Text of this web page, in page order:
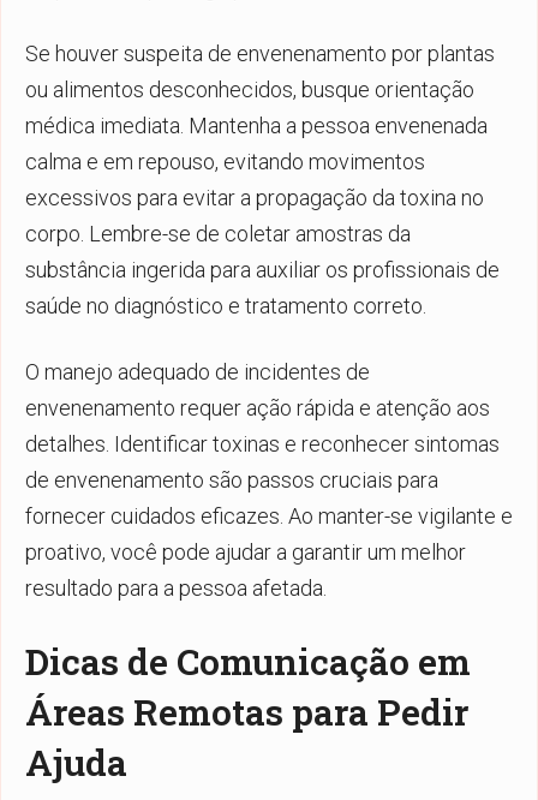
Se houver suspeita de envenenamento por plantas
ou alimentos desconhecidos, busque orientação
médica imediata. Mantenha a pessoa envenenada
calma e em repouso, evitando movimentos
excessivos para evitar a propagação da toxina no
corpo. Lembre-se de coletar amostras da
substância ingerida para auxiliar os profissionais de
saúde no diagnóstico e tratamento correto.
O manejo adequado de incidentes de
envenenamento requer ação rápida e atenção aos
detalhes. Identificar toxinas e reconhecer sintomas
de envenenamento são passos cruciais para
fornecer cuidados eficazes. Ao manter-se vigilante e
proativo, você pode ajudar a garantir um melhor
resultado para a pessoa afetada.
Dicas de Comunicação em
Áreas Remotas para Pedir
Ajuda